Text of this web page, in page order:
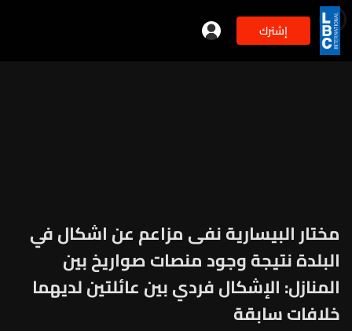
إشترك 2min
مختار البيسارية نفى مزاعم عن اشكال في
البلدة نتيجة وجود منصات صواريخ بين
المنازل: الإشكال فردي بين عائلتين لديهما
خلافات سابقة